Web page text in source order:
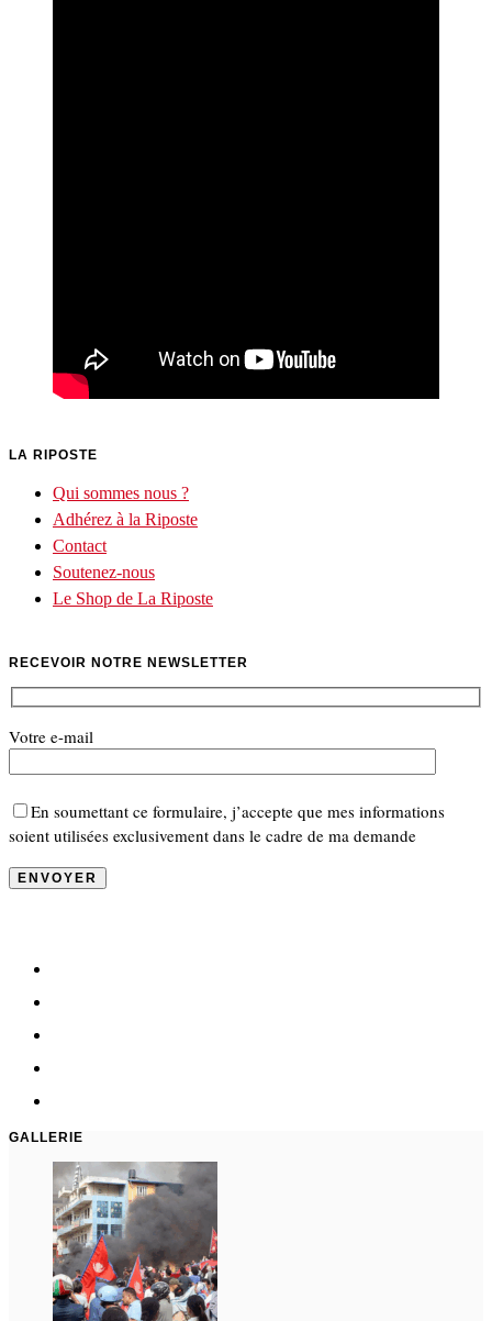
LA RIPOSTE
Qui sommes nous ?
Adhérez à la Riposte
Contact
Soutenez-nous
Le Shop de La Riposte
RECEVOIR NOTRE NEWSLETTER
Votre e-mail
En soumettant ce formulaire, j’accepte que mes informations
soient utilisées exclusivement dans le cadre de ma demande
GALLERIE